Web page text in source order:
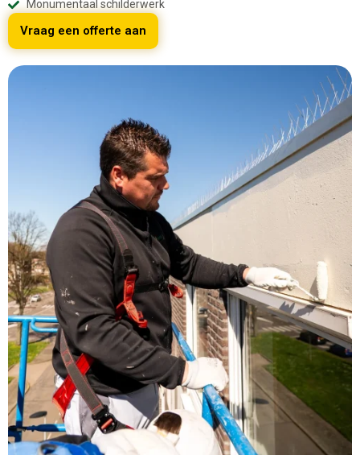
Monumentaal schilderwerk
Vraag een offerte aan